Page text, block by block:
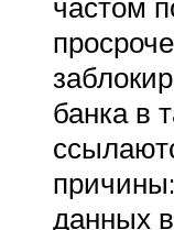
банка в
данных в